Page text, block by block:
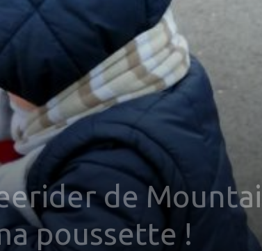
Family
de
poussette !